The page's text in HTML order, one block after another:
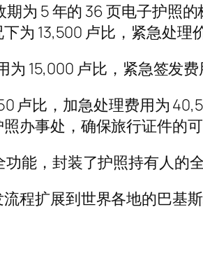
为 5 年的 36 页电子护照
为 13,500 卢比，紧急处理
15,000 卢比，紧急签发费
卢比，加急处理费用为
办事处，确保旅行证件的可
能，封装了护照持有人的
程扩展到世界各地的巴基